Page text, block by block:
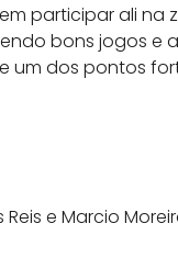
participar ali
bons jogos
dos pontos
e Marcio